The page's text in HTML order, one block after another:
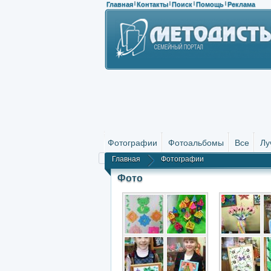
Главная | Контакты | Поиск | Помощь | Реклама
Фотографии Фотоальбомы Все
Главная Фотографии
Фото